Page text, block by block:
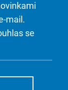
mail.
se